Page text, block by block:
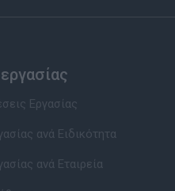
Εργασίας
ανά Ειδικότητα
ανά Εταιρεία